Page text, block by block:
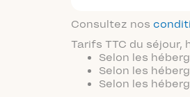
Consultez nos
Tarifs TTC du
Selon les
Selon les
Selon les